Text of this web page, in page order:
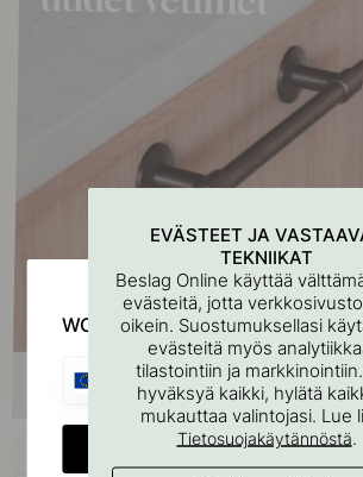
Osta yhdessä
EVÄSTEET JA
TEKNIIKAT
Beslag Online käyttää
evästeitä, jotta
oikein. Suostumuksellasi
evästeitä myös
tilastointiin ja
hyväksyä kaikki, hylätä
mukauttaa valintojasi. Lue
Tietosuojakäytännöstä.
WOULD YOU RATHER VISIT?
EU
CHANGE COUNTRY